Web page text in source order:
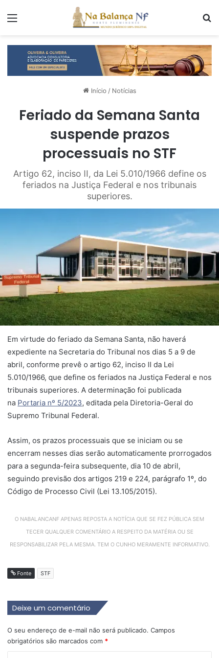
Início / Notícias
Feriado da Semana Santa
suspende prazos
processuais no STF
Artigo 62, inciso II, da Lei 5.010/1966 define os
feriados na Justiça Federal e nos tribunais
superiores.
Em virtude do feriado da Semana Santa, não haverá
expediente na Secretaria do Tribunal nos dias 5 a 9 de
abril, conforme prevê o artigo 62, inciso II da Lei
5.010/1966, que define os feriados na Justiça Federal e nos
tribunais superiores. A determinação foi publicada
na Portaria nº 5/2023, editada pela Diretoria-Geral do
Supremo Tribunal Federal.
Assim, os prazos processuais que se iniciam ou se
encerram nesses dias serão automaticamente prorrogados
para a segunda-feira subsequente, dia 10 de abril,
seguindo previsão dos artigos 219 e 224, parágrafo 1º, do
Código de Processo Civil (Lei 13.105/2015).
O NABALANCANF APENAS REPOSTA A NOTÍCIA QUE SE FEZ PÚBLICA SEM
TECER QUALQUER COMENTÁRIO A RESPEITO DA MATÉRIA OU SE
RESPONSABILIZAR PELA MESMA. TEM O CUNHO MERAMENTE INFORMATIVO.
Fonte STF
Deixe um comentário
O seu endereço de e-mail não será publicado. Campos
obrigatórios são marcados com *